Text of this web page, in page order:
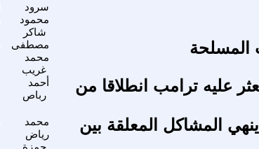
سرود
محمود
شاكر
مصطفى
محمد
غريب
المسلحة
أحمد
رباص
عليه ترامب انطلاقا من
محمد
رياض
حمزة
المشاكل المعلقة بين